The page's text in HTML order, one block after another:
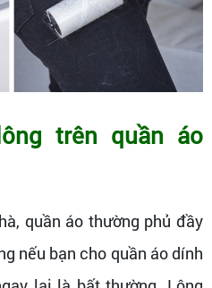
trên quần áo
quần áo thường phủ đầy
nếu bạn cho quần áo dính